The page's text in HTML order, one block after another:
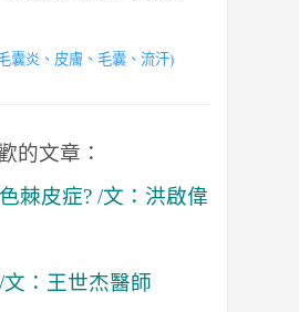
囊炎、 皮膚 、毛囊、流汗)
的文章：
棘皮症? /文：洪啟偉
：王世杰醫師